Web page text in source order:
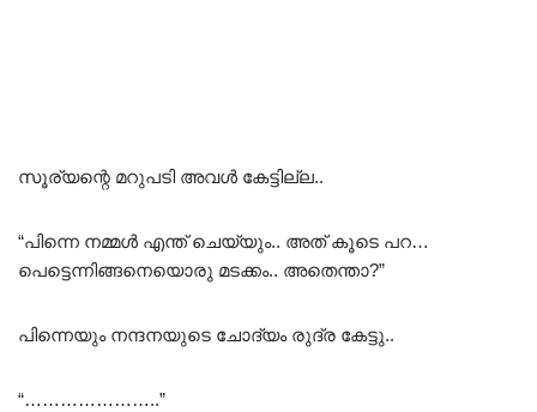
സൂര്യന്റെ മറുപടി അവൾ കേട്ടില്ല..
“പിന്നെ നമ്മൾ എന്ത് ചെയ്യും.. അത് കൂടെ പറ…
പെട്ടെന്നിങ്ങനെയൊരു മടക്കം.. അതെന്താ?”
പിന്നെയും നന്ദനയുടെ ചോദ്യം രുദ്ര കേട്ടു..
“…………………..”